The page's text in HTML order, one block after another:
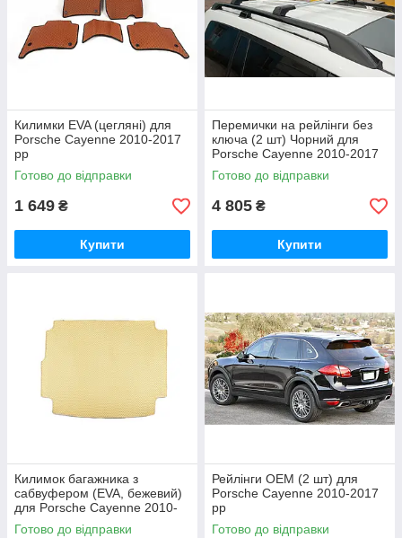
Килимки EVA (цегляні) для
Porsche Cayenne 2010-2017
рр
Готово до відправки
1 649 ₴
Купити
Перемички на рейлінги без
ключа (2 шт) Чорний для
Porsche Cayenne 2010-2017
рр
Готово до відправки
4 805 ₴
Купити
Килимок багажника з
сабвуфером (EVA, бежевий)
для Porsche Cayenne 2010-
2017 рр
Готово до відправки
Рейлінги OEM (2 шт) для
Porsche Cayenne 2010-2017
рр
Готово до відправки